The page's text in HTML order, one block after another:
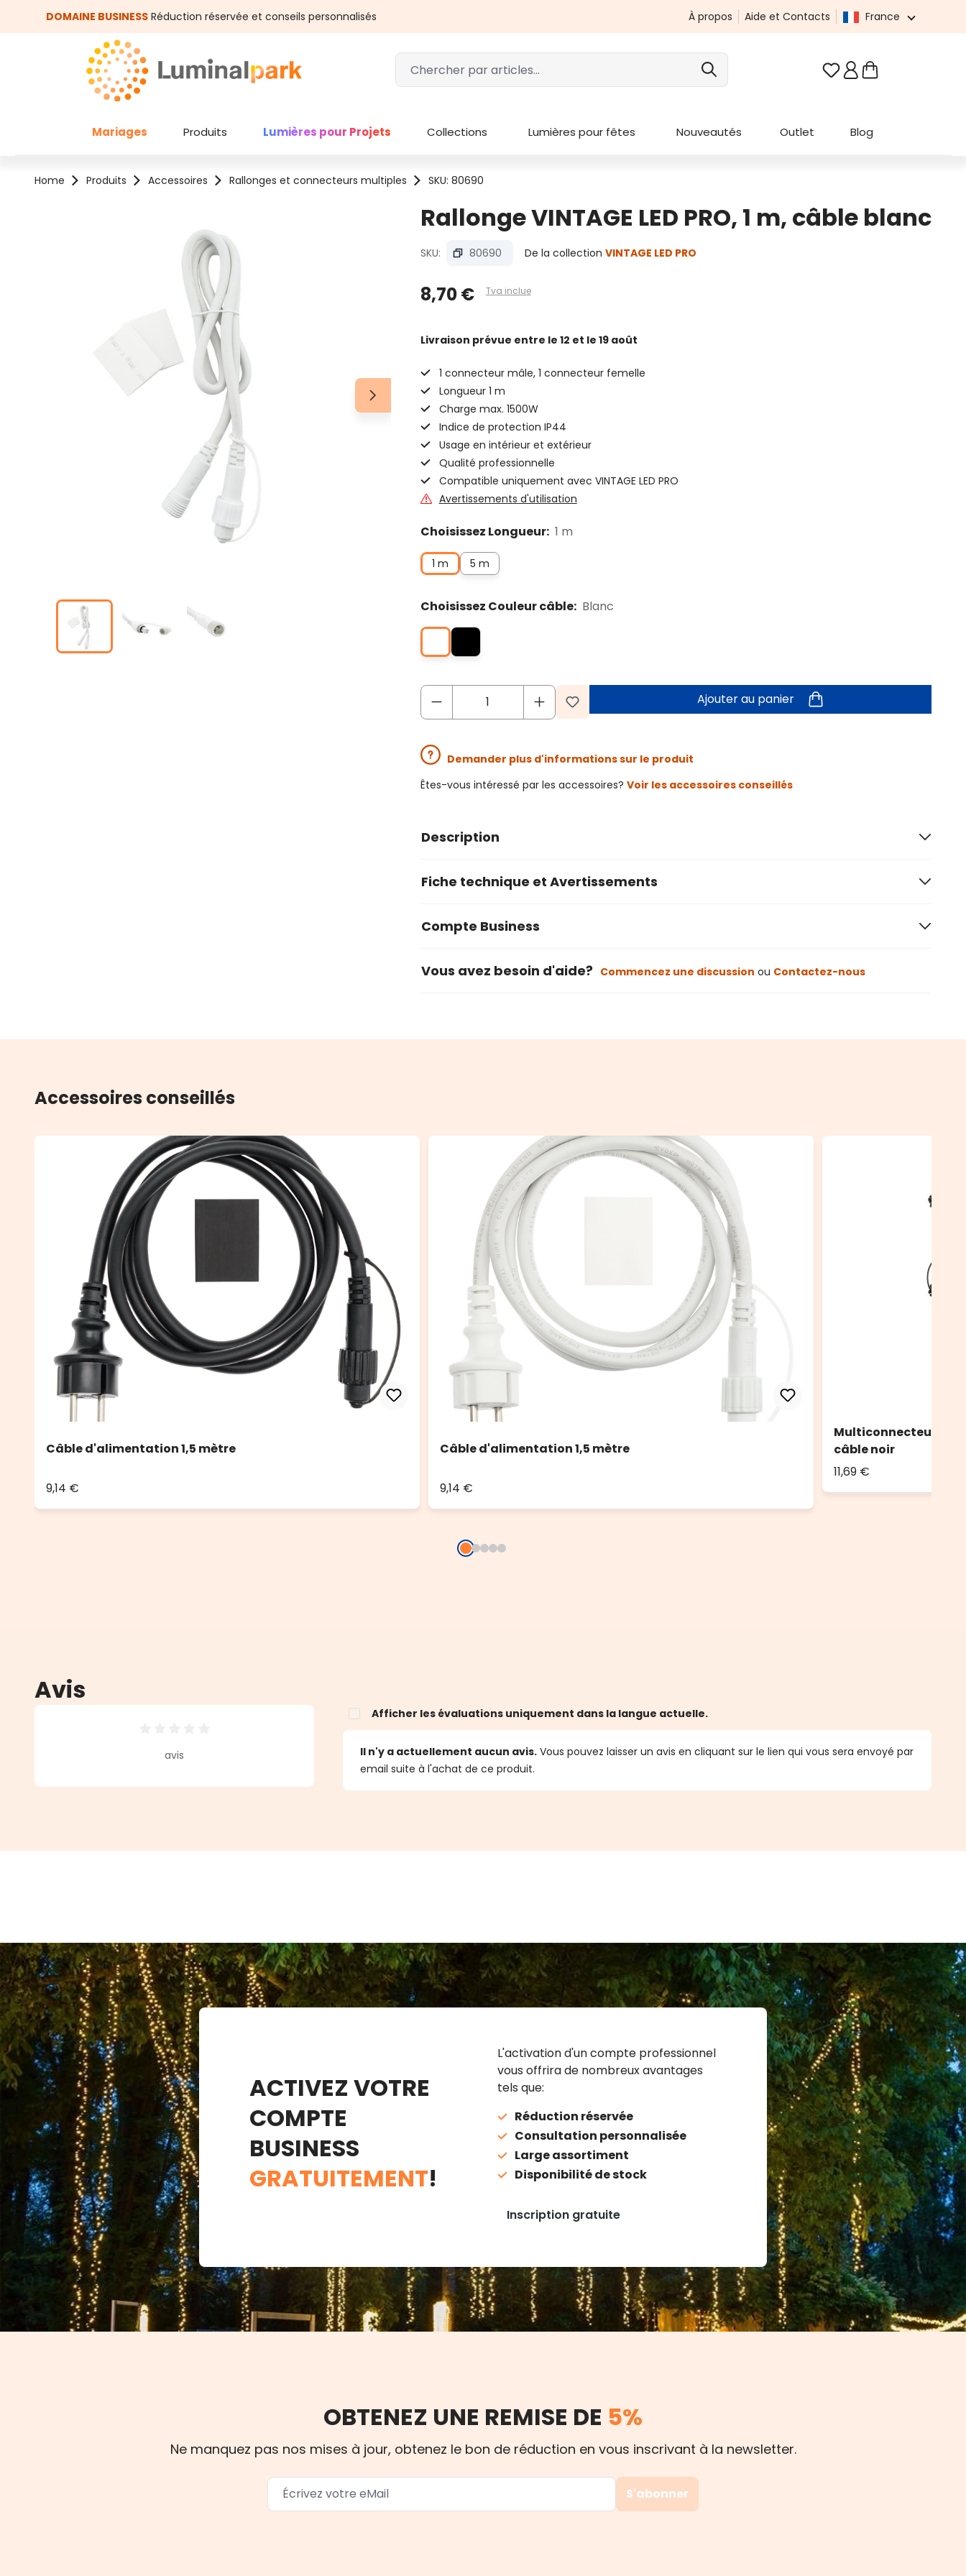
au contenu principal
Passer à la recherche
DOMAINE BUSINESS Réduction réservée et conseils personnalisés À propos Aide et Contacts France
Vous avez 0 articles
Mariages Produits Lumières pour Projets Collections Lumières pour fêtes Nouveautés Outlet Blog
Home Produits Accessoires Rallonges et connecteurs multiples SKU: 80690
Rallonge VINTAGE LED PRO, 1 m, câble blanc
SKU: 80690 De la collection VINTAGE LED PRO
8,70 € Tva inclue
Livraison prévue entre le 12 et le 19 août
1 connecteur mâle, 1 connecteur femelle
Longueur 1 m
Charge max. 1500W
Indice de protection IP44
Usage en intérieur et extérieur
Qualité professionnelle
Compatible uniquement avec VINTAGE LED PRO
Avertissements d'utilisation
Choisissez Longueur: 1 m
1 m 5 m
Choisissez Couleur câble: Blanc
Ajouter au panier
Demander plus d'informations sur le produit
Êtes-vous intéressé par les accessoires? Voir les accessoires conseillés
Description
Fiche technique et Avertissements
Compte Business
Vous avez besoin d'aide? Commencez une discussion ou Contactez-nous
Accessoires conseillés
Câble d'alimentation 1,5 mètre
9,14 €
Câble d'alimentation 1,5 mètre
9,14 €
Multiconnecteur
câble noir
11,69 €
Avis
Note moyenne de 0 sur 5 étoiles
avis
Afficher les évaluations uniquement dans la langue actuelle.
Il n'y a actuellement aucun avis. Vous pouvez laisser un avis en cliquant sur le lien qui vous sera envoyé par
email suite à l'achat de ce produit.
ACTIVEZ VOTRE
COMPTE
BUSINESS
GRATUITEMENT!
L'activation d'un compte professionnel
vous offrira de nombreux avantages
tels que:
Réduction réservée
Consultation personnalisée
Large assortiment
Disponibilité de stock
Inscription gratuite
OBTENEZ UNE REMISE DE 5%
Ne manquez pas nos mises à jour, obtenez le bon de réduction en vous inscrivant à la newsletter.
S'abonner